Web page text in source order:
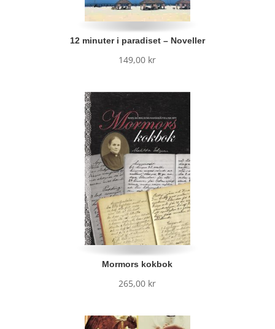
12 minuter i paradiset – Noveller
149,00 kr
Mormors kokbok
265,00 kr